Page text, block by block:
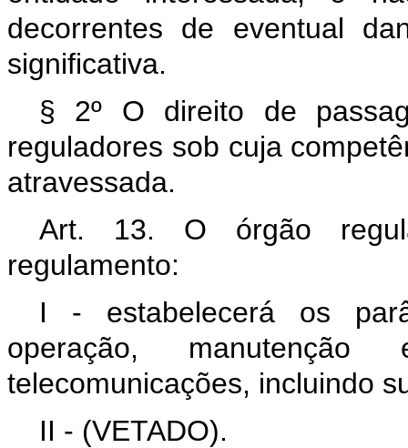
decorrentes de eventual
significativa.
§ 2º O direito de
reguladores sob cuja
atravessada.
Art. 13. O órgão
regulamento:
I - estabelecerá os
operação,
telecomunicações, incluindo
II - (VETADO).